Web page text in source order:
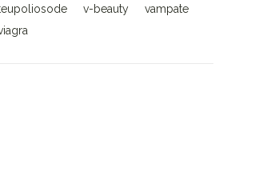
v-beauty
vampate